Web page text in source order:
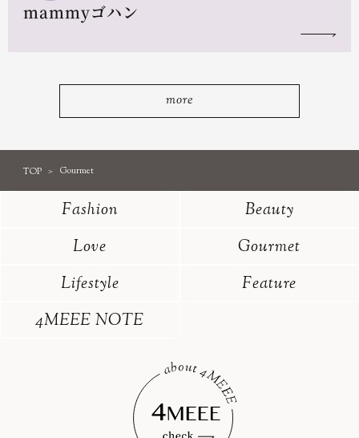
mammyゴハン
more
TOP Gourmet
Fashion
Beauty
Love
Gourmet
Lifestyle
Feature
4MEEE NOTE